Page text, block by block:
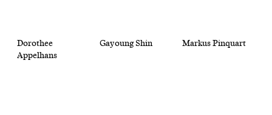
Dorothee
Appelhans
Gayoung Shin Markus Pinquart